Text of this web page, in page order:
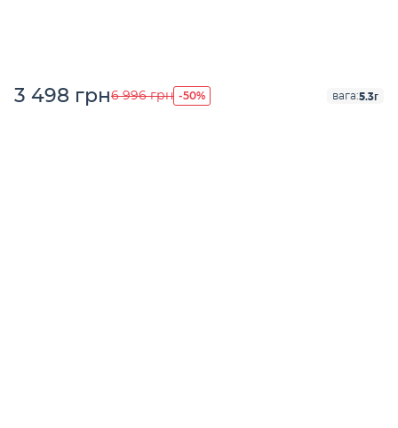
3 498 грн6 996 грн -50% вага:5.3г